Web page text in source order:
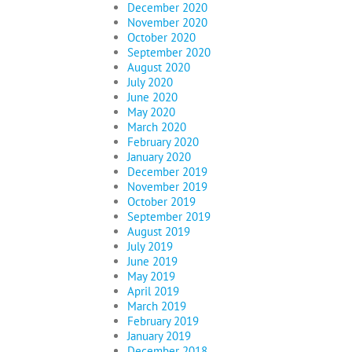
December 2020
November 2020
October 2020
September 2020
August 2020
July 2020
June 2020
May 2020
March 2020
February 2020
January 2020
December 2019
November 2019
October 2019
September 2019
August 2019
July 2019
June 2019
May 2019
April 2019
March 2019
February 2019
January 2019